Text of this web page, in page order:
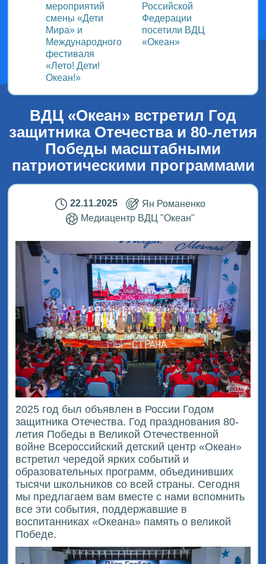
мероприятий
смены «Дети
Мира» и
Международного
фестиваля
«Лето! Дети!
Океан!»
Российской
Федерации
посетили ВДЦ
«Океан»
ВДЦ «Океан» встретил Год
защитника Отечества и 80-летия
Победы масштабными
патриотическими программами
22.11.2025
Ян Романенко
Медиацентр ВДЦ "Океан"
2025 год был объявлен в России Годом
защитника Отечества. Год празднования 80-
летия Победы в Великой Отечественной
войне Всероссийский детский центр «Океан»
встретил чередой ярких событий и
образовательных программ, объединивших
тысячи школьников со всей страны. Сегодня
мы предлагаем вам вместе с нами вспомнить
все эти события, поддержавшие в
воспитанниках «Океана» память о великой
Победе.